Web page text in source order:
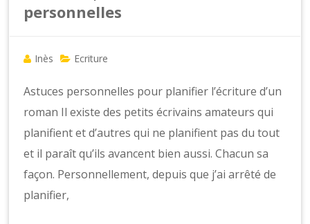
personnelles
Inès Ecriture
Astuces personnelles pour planifier l’écriture d’un
roman Il existe des petits écrivains amateurs qui
planifient et d’autres qui ne planifient pas du tout
et il paraît qu’ils avancent bien aussi. Chacun sa
façon. Personnellement, depuis que j’ai arrêté de
planifier,